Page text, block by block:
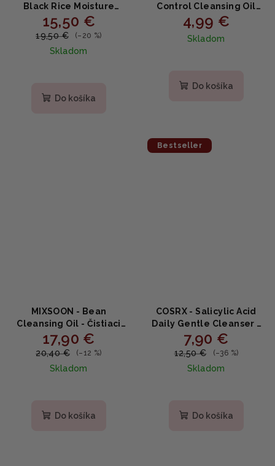
Black Rice Moisture
Deep Cleansing Oil -
Výživný čistiaci olej s
čiernou ryžou 150ml
15,50 €
19,50 € (–20 %)
Skladom
produktu
Do košíka
Control Cleansing Oil
MINI - čistiaci olej 20ml
4,99 €
Skladom
produktu
hviezdičiek.
Do košíka
MIXSOON - Bean
Cleansing Oil - Čistiaci
olej zo sójových bôbov
195ml
17,90 €
20,40 € (–12 %)
Skladom
Do košíka
Bestseller
COSRX - Salicylic Acid
Daily Gentle Cleanser -
jemný penový čistič
150ml
7,90 €
12,50 € (–36 %)
Skladom
produktu
Do košíka